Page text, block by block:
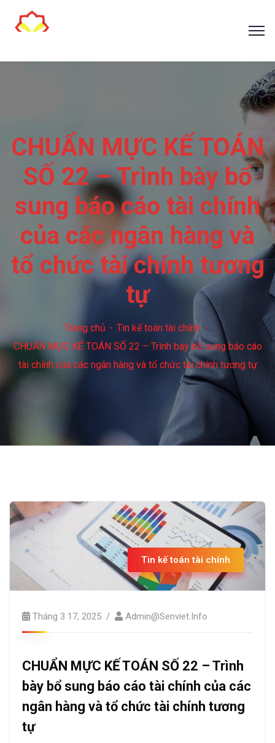
CHUẨN MỰC KẾ TOÁN
SỐ 22 – Trình bày bổ
sung báo cáo tài chính
của các ngân hàng và
tổ chức tài chính tương
tự
Trang chủ
Tin kế toán tài chính
CHUẨN MỰC KẾ TOÁN SỐ 22 – Trình bày bổ sung báo cáo
tài chính của các ngân hàng và tổ chức tài chính tương tự
Tin kế toán tài chính
Tháng 3 17, 2025 Admin@senviet.info
CHUẨN MỰC KẾ TOÁN SỐ 22 – Trình
bày bổ sung báo cáo tài chính của các
ngân hàng và tổ chức tài chính tương
tự